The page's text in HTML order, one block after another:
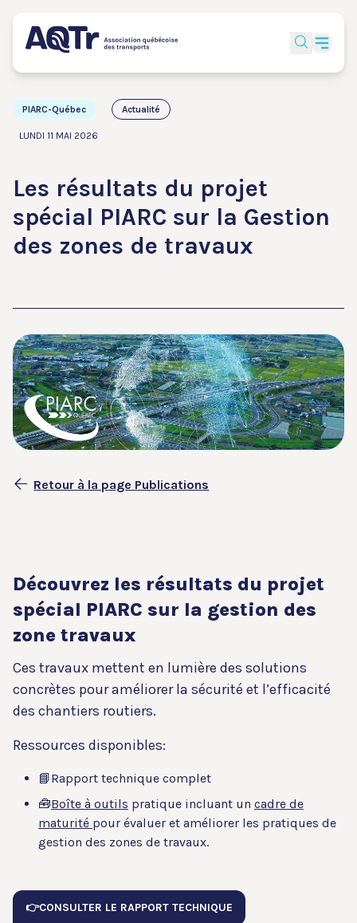
PIARC-Québec Actualité
LUNDI 11 MAI 2026
Les résultats du projet
spécial PIARC sur la Gestion
des zones de travaux
Retour à la page Publications
Découvrez les résultats du projet
spécial PIARC sur la gestion des
zone travaux
Ces travaux mettent en lumière des solutions
concrètes pour améliorer la sécurité et l’efficacité
des chantiers routiers.
Ressources disponibles:
📘Rapport technique complet
🧰Boîte à outils pratique incluant un cadre de
maturité pour évaluer et améliorer les pratiques de
gestion des zones de travaux.
👉CONSULTER LE RAPPORT TECHNIQUE